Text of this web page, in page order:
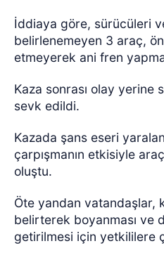
İddiaya göre, sürücüleri
belirlenemeyen 3 araç,
etmeyerek ani fren
Kaza sonrası olay yerine
sevk edildi.
Kazada şans eseri
çarpışmanın etkisiyle
oluştu.
Öte yandan vatandaşlar,
belirterek boyanması ve
getirilmesi için yetkililere